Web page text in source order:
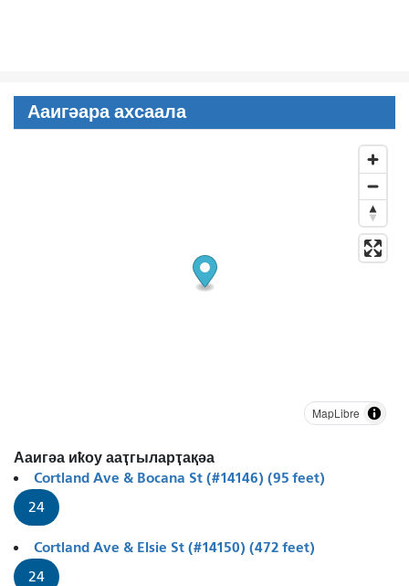
Ааигәара ахсаала
MapLibre
Ааигәа иҟоу ааҭгыларҭақәа
Cortland Ave & Bocana St (#14146) (95 feet)
24
Cortland Ave & Elsie St (#14150) (472 feet)
24